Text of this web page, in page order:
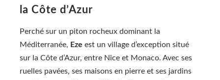
la Côte d’Azur
Perché sur un piton rocheux dominant la
Méditerranée, Eze est un village d’exception situé
sur la Côte d’Azur, entre Nice et Monaco. Avec ses
ruelles pavées, ses maisons en pierre et ses jardins